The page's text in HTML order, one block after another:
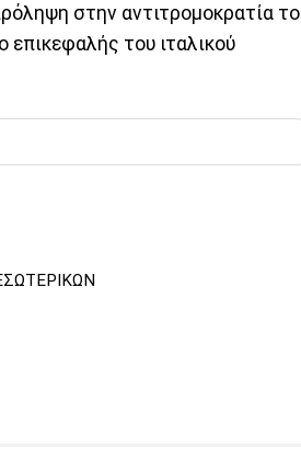
στην αντιτρομοκρατία το
επικεφαλής του ιταλικού